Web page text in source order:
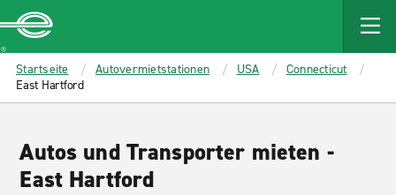
MAIN
CONTENT
Enterprise
Startseite Autovermietstationen USA
Connecticut
East Hartford
Autos und Transporter mieten -
East Hartford